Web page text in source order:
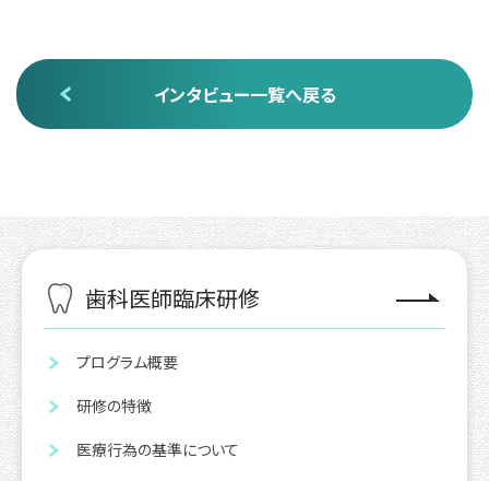
インタビュー一覧へ戻る
歯科医師臨床研修
プログラム概要
研修の特徴
医療行為の基準について